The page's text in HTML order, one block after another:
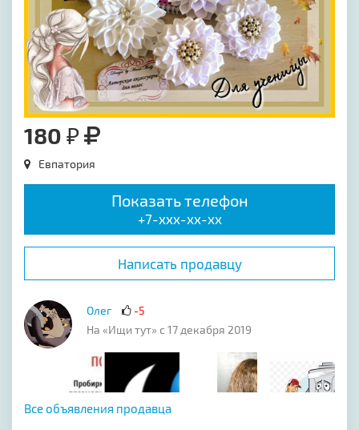
180 ₽
Евпатория
Показать телефон
+7-xxx-xx-xx
Написать продавцу
Олег
-5
На «Ищи тут» с 17 декабря 2019
Все объявления продавца